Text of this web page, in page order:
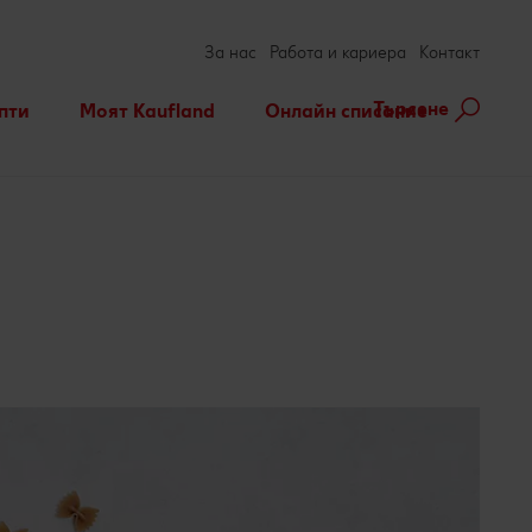
Моят Kaufland Онлайн списание
За нас Работа и кариера Контакт
Търсене